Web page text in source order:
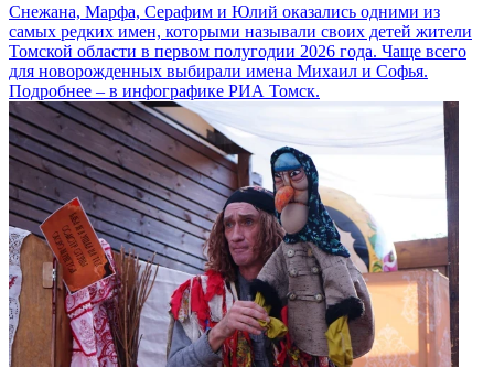
Снежана, Марфа, Серафим и Юлий оказались одними из
самых редких имен, которыми называли своих детей жители
Томской области в первом полугодии 2026 года. Чаще всего
для новорожденных выбирали имена Михаил и Софья.
Подробнее – в инфографике РИА Томск.